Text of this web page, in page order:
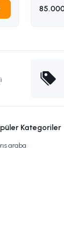
Kategoriler
araba